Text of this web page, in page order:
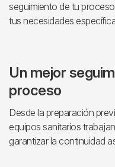
seguimiento de tu
tus necesidades
Un mejor
proceso
Desde la preparación
equipos sanitarios
garantizar la continuidad